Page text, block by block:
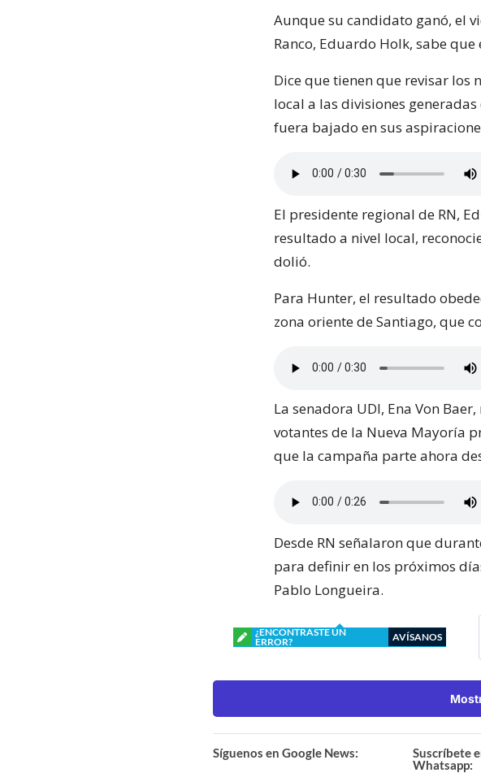
Aunque su candidato ganó, el
Ranco, Eduardo Holk, sabe
Dice que tienen que revisar
local a las divisiones
fuera bajado en sus
El presidente regional de RN,
resultado a nivel local,
dolió.
Para Hunter, el resultado
zona oriente de Santiago, que
La senadora UDI, Ena Von
votantes de la Nueva Mayoría
que la campaña parte ahora
Desde RN señalaron que
para definir en los próximos
Pablo Longueira.
¿ENCONTRASTE UN
ERROR?
AVÍSANOS
Síguenos en Google News:
Suscríbete
Whatsapp: